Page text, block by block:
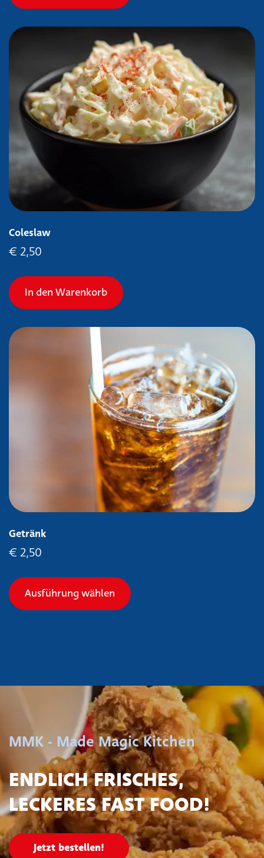
Coleslaw
€ 2,50
In den Warenkorb
Getränk
€ 2,50
Ausführung wählen
MMK - Made Magic Kitchen
ENDLICH FRISCHES,
LECKERES FAST FOOD!
Jetzt bestellen!